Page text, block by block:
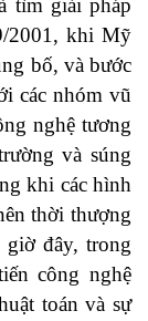
tìm giải pháp
2001, khi Mỹ
bố, và bước
các nhóm vũ
nghệ tương
và súng
khi các hình
thời thượng
đây, trong
công nghệ
toán và sự